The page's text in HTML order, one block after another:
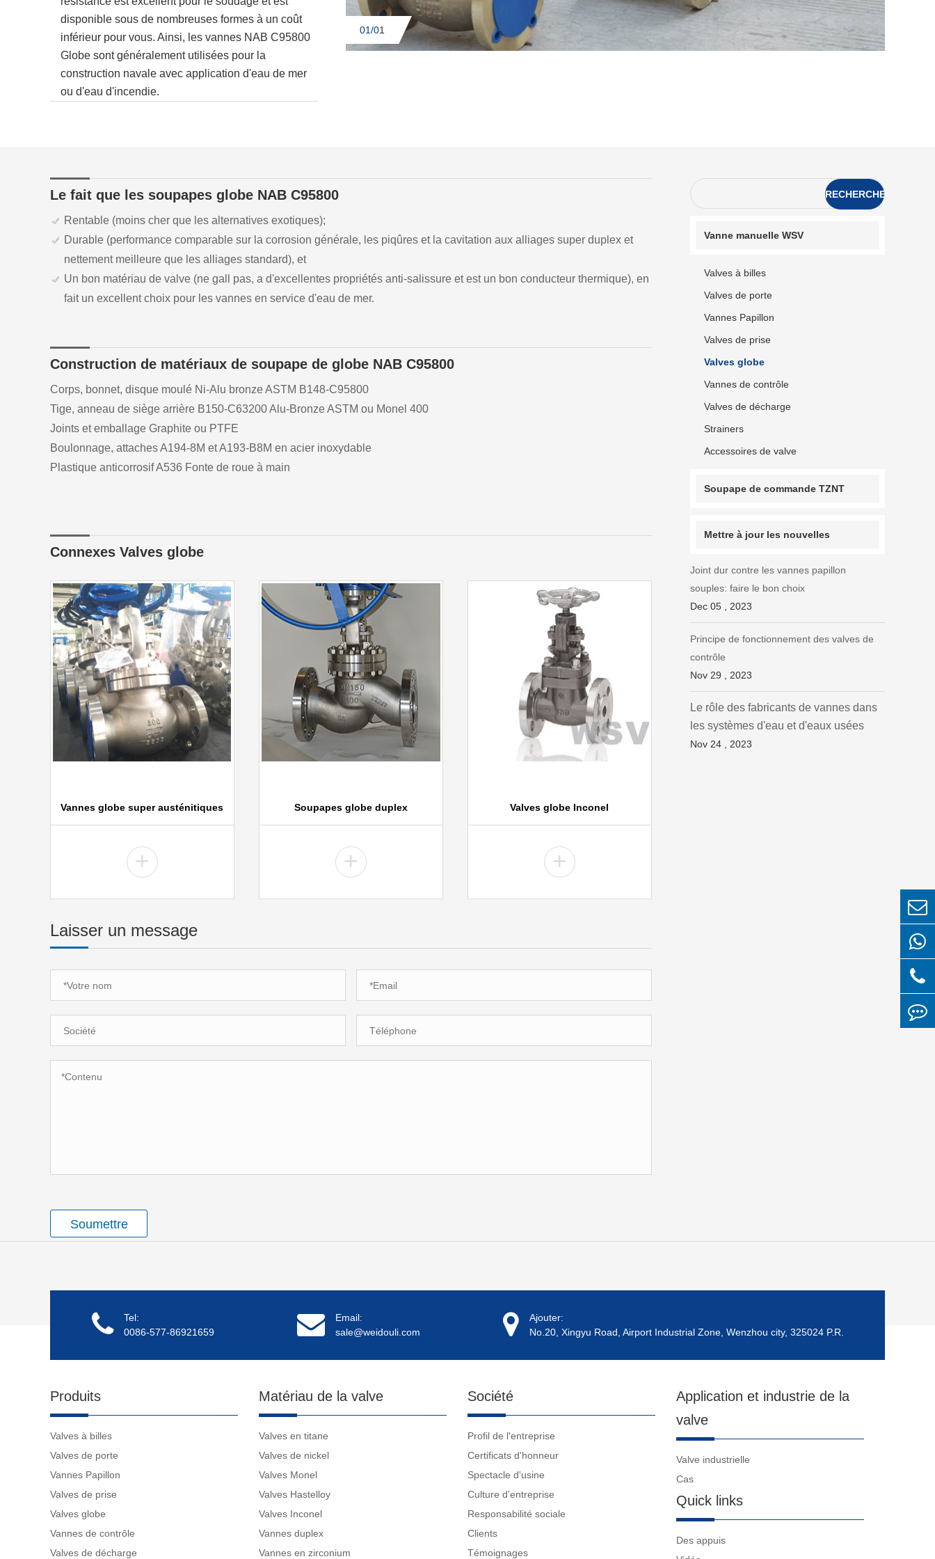
disponible sous de nombreuses formes à un coût
inférieur pour vous. Ainsi, les vannes NAB C95800
Globe sont généralement utilisées pour la
construction navale avec application d'eau de mer
ou d'eau d'incendie.
01/01
Le fait que les soupapes globe NAB C95800
Rentable (moins cher que les alternatives exotiques);
Durable (performance comparable sur la corrosion générale, les piqûres et la cavitation aux alliages super duplex et
nettement meilleure que les alliages standard), et
Un bon matériau de valve (ne gall pas, a d'excellentes propriétés anti-salissure et est un bon conducteur thermique), en
fait un excellent choix pour les vannes en service d'eau de mer.
Construction de matériaux de soupape de globe NAB C95800
Corps, bonnet, disque moulé Ni-Alu bronze ASTM B148-C95800
Tige, anneau de siège arrière B150-C63200 Alu-Bronze ASTM ou Monel 400
Joints et emballage Graphite ou PTFE
Boulonnage, attaches A194-8M et A193-B8M en acier inoxydable
Plastique anticorrosif A536 Fonte de roue à main
Connexes Valves globe
Vannes globe super austénitiques
+
Soupapes globe duplex
+
Valves globe Inconel
+
Laisser un message
Soumettre
RECHERCHE
Vanne manuelle WSV
Valves à billes
Valves de porte
Vannes Papillon
Valves de prise
Valves globe
Vannes de contrôle
Valves de décharge
Strainers
Accessoires de valve
Soupape de commande TZNT
Mettre à jour les nouvelles
Joint dur contre les vannes papillon
souples: faire le bon choix
Dec 05 , 2023
Principe de fonctionnement des valves de
contrôle
Nov 29 , 2023
Le rôle des fabricants de vannes dans
les systèmes d'eau et d'eaux usées
Nov 24 , 2023
Tel:
0086-577-86921659
Email:
sale@weidouli.com
Ajouter:
No.20, Xingyu Road, Airport Industrial Zone, Wenzhou city, 325024 P.R.
Produits
Valves à billes
Valves de porte
Vannes Papillon
Valves de prise
Valves globe
Vannes de contrôle
Valves de décharge
Matériau de la valve
Valves en titane
Valves de nickel
Valves Monel
Valves Hastelloy
Valves Inconel
Vannes duplex
Vannes en zirconium
Société
Profil de l'entreprise
Certificats d'honneur
Spectacle d'usine
Culture d'entreprise
Responsabilité sociale
Clients
Témoignages
Application et industrie de la
valve
Valve industrielle
Cas
Quick links
Des appuis